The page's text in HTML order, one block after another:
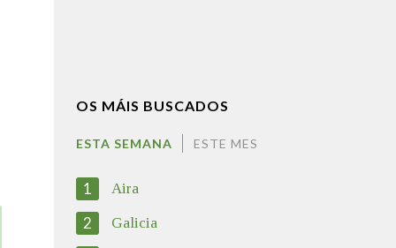
OS MÁIS BUSCADOS
ESTA SEMANA ESTE MES
1 Aira
2 Galicia